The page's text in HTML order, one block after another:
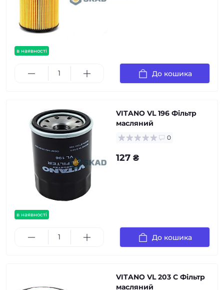
в наявності
До кошика
в наявності
VITANO VL 196 Фільтр
масляний
0
127 ₴
До кошика
VITANO VL 203 C Фільтр
масляний